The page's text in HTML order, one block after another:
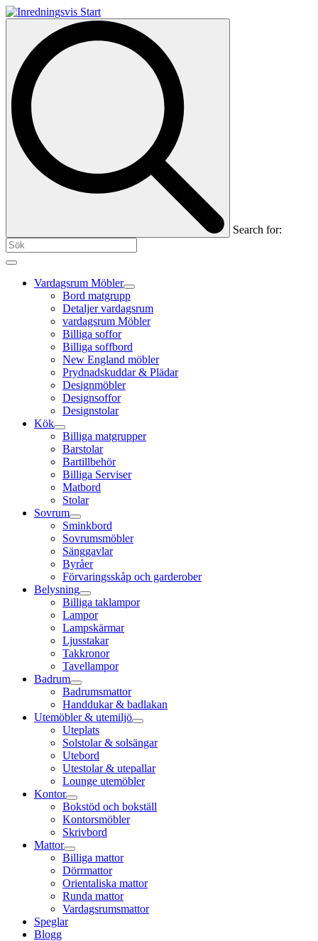
Search for:
Vardagsrum Möbler
Bord matgrupp
Detaljer vardagsrum
vardagsrum Möbler
Billiga soffor
Billiga soffbord
New England möbler
Prydnadskuddar & Plädar
Designmöbler
Designsoffor
Designstolar
Kök
Billiga matgrupper
Barstolar
Bartillbehör
Billiga Serviser
Matbord
Stolar
Sovrum
Sminkbord
Sovrumsmöbler
Sänggavlar
Byråer
Förvaringsskåp och garderober
Belysning
Billiga taklampor
Lampor
Lampskärmar
Ljusstakar
Takkronor
Tavellampor
Badrum
Badrumsmattor
Handdukar & badlakan
Utemöbler & utemiljö
Uteplats
Solstolar & solsängar
Utebord
Utestolar & utepallar
Lounge utemöbler
Kontor
Bokstöd och bokställ
Kontorsmöbler
Skrivbord
Mattor
Billiga mattor
Dörrmattor
Orientaliska mattor
Runda mattor
Vardagsrumsmattor
Speglar
Blogg